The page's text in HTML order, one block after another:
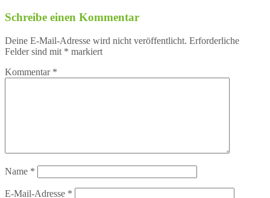
Schreibe einen Kommentar
Deine E-Mail-Adresse wird nicht veröffentlicht. Erforderliche
Felder sind mit * markiert
Kommentar *
Name *
E-Mail-Adresse *